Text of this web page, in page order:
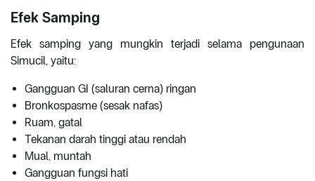
Efek Samping
Efek samping yang mungkin terjadi selama pengunaan
Simucil, yaitu:
Gangguan GI (saluran cerna) ringan
Bronkospasme (sesak nafas)
Ruam, gatal
Tekanan darah tinggi atau rendah
Mual, muntah
Gangguan fungsi hati